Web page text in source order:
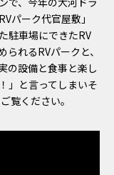
パーク代官屋敷」
駐車場にできたRV
れるRVパークと、
の設備と食事と楽し
」と言ってしまいそ
覧ください。